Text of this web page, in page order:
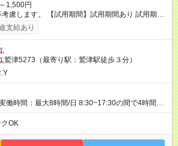
1,500円
期間】試用期間あり 試用期間
雇用形態、給与は本採用時と同じです。
支給あり
鷲津5273（最寄り駅：鷲津駅徒歩３分）
働時間：最大8時間/日 8:30~17:30の間で4時間以
はご相談ください
OK